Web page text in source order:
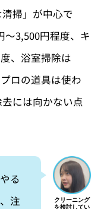
掃」が中心で
〜3,500円程度、キ
、浴室掃除は
ロの道具は使わ
には向かない点
る
注